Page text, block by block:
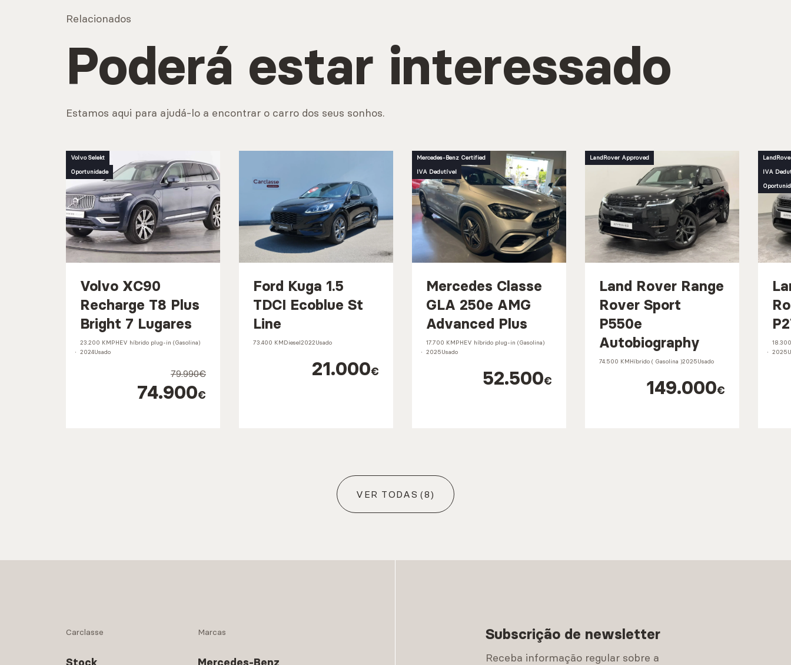
Relacionados
Poderá estar interessado
Estamos aqui para ajudá-lo a encontrar o carro dos seus sonhos.
Volvo Selekt
Oportunidade
Volvo XC90
Recharge T8 Plus
Bright 7 Lugares
23.200 KMPHEV híbrido plug-in (Gasolina)
2024Usado
79.990€
74.900€
Ford Kuga 1.5
TDCI Ecoblue St
Line
73.400 KMDiesel2022Usado
21.000€
Mercedes-Benz Certified
IVA Dedutível
Mercedes Classe
GLA 250e AMG
Advanced Plus
17.700 KMPHEV híbrido plug-in (Gasolina)
2025Usado
52.500€
LandRover Approved
Land Rover Range
Rover Sport
P550e
Autobiography
74.500 KMHíbrido ( Gasolina )2025Usado
149.000€
IVA
2025
VER TODAS (8)
Subscrição de newsletter
Receba informação regular sobre a
Carclasse Marcas